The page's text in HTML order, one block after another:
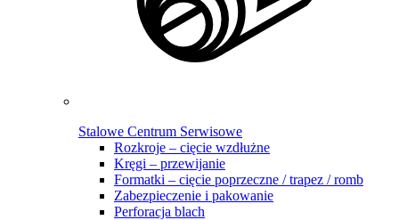
Stalowe Centrum Serwisowe
Rozkroje – cięcie wzdłużne
Kręgi – przewijanie
Formatki – cięcie poprzeczne / trapez / romb
Zabezpieczenie i pakowanie
Perforacja blach